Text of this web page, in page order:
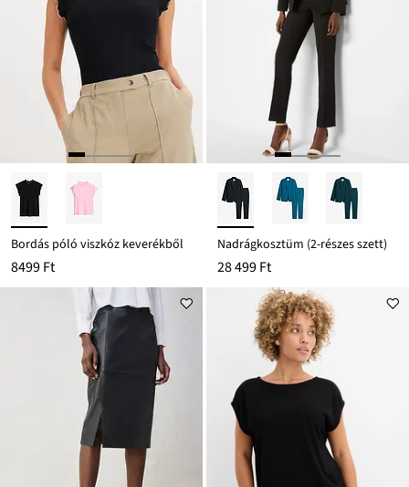
Bordás póló viszkóz keverékből
8499 Ft
Nadrágkosztüm (2-részes szett)
28 499 Ft